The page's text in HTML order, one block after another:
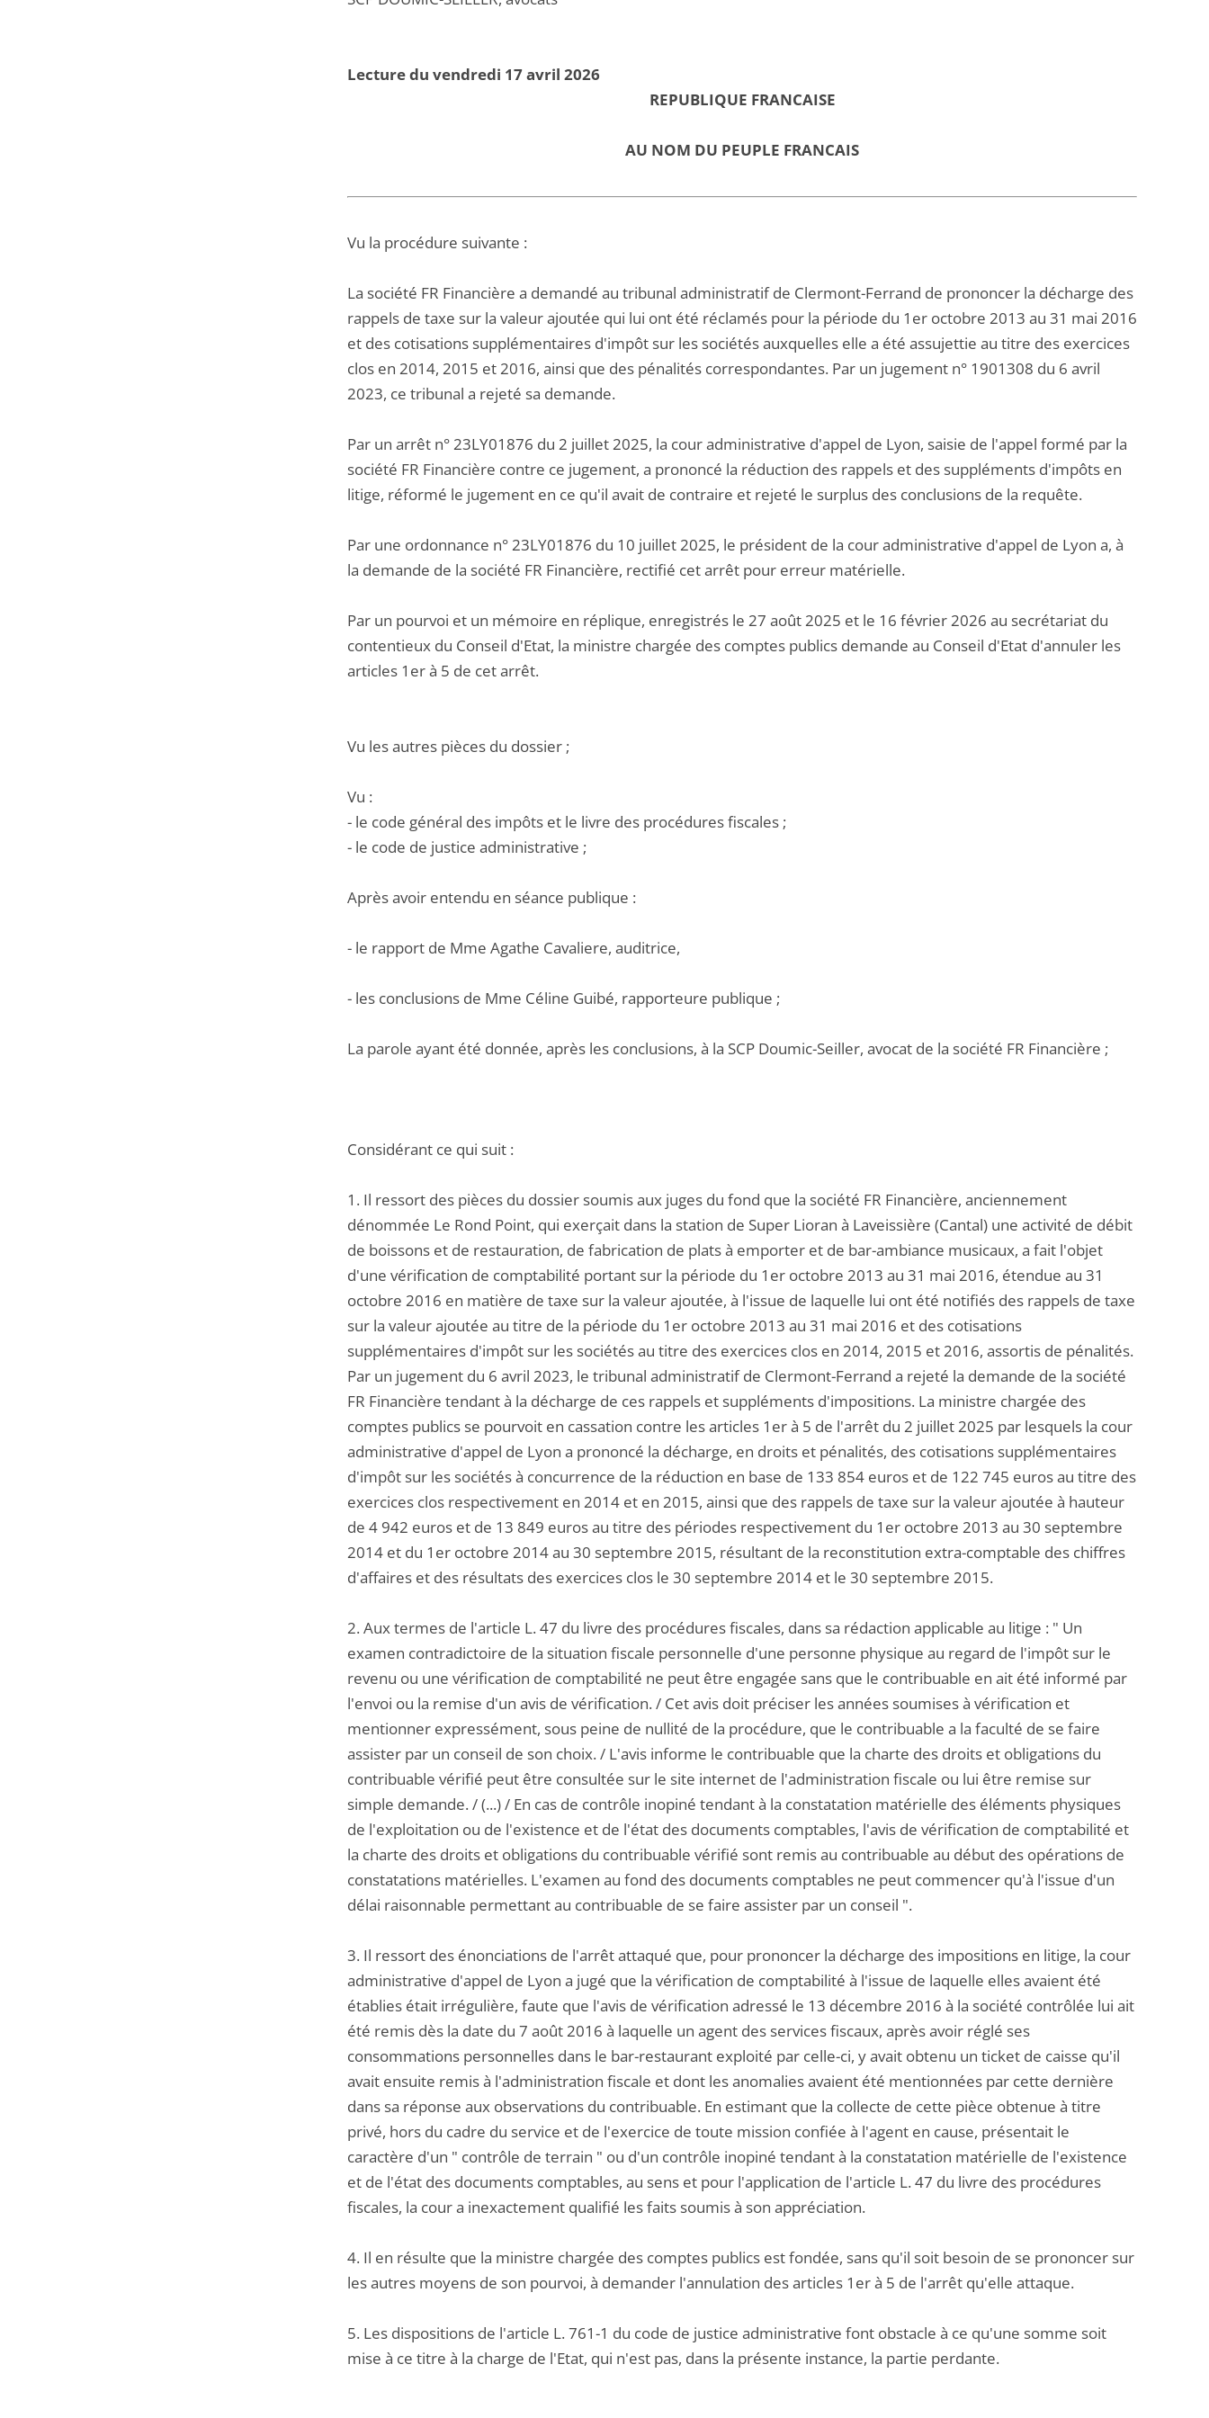
Lecture du vendredi 17 avril 2026
REPUBLIQUE FRANCAISE
AU NOM DU PEUPLE FRANCAIS
Vu la procédure suivante :
La société FR Financière a demandé au tribunal administratif de Clermont-Ferrand de prononcer la décharge des
rappels de taxe sur la valeur ajoutée qui lui ont été réclamés pour la période du 1er octobre 2013 au 31 mai 2016
et des cotisations supplémentaires d'impôt sur les sociétés auxquelles elle a été assujettie au titre des exercices
clos en 2014, 2015 et 2016, ainsi que des pénalités correspondantes. Par un jugement n° 1901308 du 6 avril
2023, ce tribunal a rejeté sa demande.
Par un arrêt n° 23LY01876 du 2 juillet 2025, la cour administrative d'appel de Lyon, saisie de l'appel formé par la
société FR Financière contre ce jugement, a prononcé la réduction des rappels et des suppléments d'impôts en
litige, réformé le jugement en ce qu'il avait de contraire et rejeté le surplus des conclusions de la requête.
Par une ordonnance n° 23LY01876 du 10 juillet 2025, le président de la cour administrative d'appel de Lyon a, à
la demande de la société FR Financière, rectifié cet arrêt pour erreur matérielle.
Par un pourvoi et un mémoire en réplique, enregistrés le 27 août 2025 et le 16 février 2026 au secrétariat du
contentieux du Conseil d'Etat, la ministre chargée des comptes publics demande au Conseil d'Etat d'annuler les
articles 1er à 5 de cet arrêt.
Vu les autres pièces du dossier ;
Vu :
- le code général des impôts et le livre des procédures fiscales ;
- le code de justice administrative ;
Après avoir entendu en séance publique :
- le rapport de Mme Agathe Cavaliere, auditrice,
- les conclusions de Mme Céline Guibé, rapporteure publique ;
La parole ayant été donnée, après les conclusions, à la SCP Doumic-Seiller, avocat de la société FR Financière ;
Considérant ce qui suit :
1. Il ressort des pièces du dossier soumis aux juges du fond que la société FR Financière, anciennement
dénommée Le Rond Point, qui exerçait dans la station de Super Lioran à Laveissière (Cantal) une activité de débit
de boissons et de restauration, de fabrication de plats à emporter et de bar-ambiance musicaux, a fait l'objet
d'une vérification de comptabilité portant sur la période du 1er octobre 2013 au 31 mai 2016, étendue au 31
octobre 2016 en matière de taxe sur la valeur ajoutée, à l'issue de laquelle lui ont été notifiés des rappels de taxe
sur la valeur ajoutée au titre de la période du 1er octobre 2013 au 31 mai 2016 et des cotisations
supplémentaires d'impôt sur les sociétés au titre des exercices clos en 2014, 2015 et 2016, assortis de pénalités.
Par un jugement du 6 avril 2023, le tribunal administratif de Clermont-Ferrand a rejeté la demande de la société
FR Financière tendant à la décharge de ces rappels et suppléments d'impositions. La ministre chargée des
comptes publics se pourvoit en cassation contre les articles 1er à 5 de l'arrêt du 2 juillet 2025 par lesquels la cour
administrative d'appel de Lyon a prononcé la décharge, en droits et pénalités, des cotisations supplémentaires
d'impôt sur les sociétés à concurrence de la réduction en base de 133 854 euros et de 122 745 euros au titre des
exercices clos respectivement en 2014 et en 2015, ainsi que des rappels de taxe sur la valeur ajoutée à hauteur
de 4 942 euros et de 13 849 euros au titre des périodes respectivement du 1er octobre 2013 au 30 septembre
2014 et du 1er octobre 2014 au 30 septembre 2015, résultant de la reconstitution extra-comptable des chiffres
d'affaires et des résultats des exercices clos le 30 septembre 2014 et le 30 septembre 2015.
2. Aux termes de l'article L. 47 du livre des procédures fiscales, dans sa rédaction applicable au litige : " Un
examen contradictoire de la situation fiscale personnelle d'une personne physique au regard de l'impôt sur le
revenu ou une vérification de comptabilité ne peut être engagée sans que le contribuable en ait été informé par
l'envoi ou la remise d'un avis de vérification. / Cet avis doit préciser les années soumises à vérification et
mentionner expressément, sous peine de nullité de la procédure, que le contribuable a la faculté de se faire
assister par un conseil de son choix. / L'avis informe le contribuable que la charte des droits et obligations du
contribuable vérifié peut être consultée sur le site internet de l'administration fiscale ou lui être remise sur
simple demande. / (...) / En cas de contrôle inopiné tendant à la constatation matérielle des éléments physiques
de l'exploitation ou de l'existence et de l'état des documents comptables, l'avis de vérification de comptabilité et
la charte des droits et obligations du contribuable vérifié sont remis au contribuable au début des opérations de
constatations matérielles. L'examen au fond des documents comptables ne peut commencer qu'à l'issue d'un
délai raisonnable permettant au contribuable de se faire assister par un conseil ".
3. Il ressort des énonciations de l'arrêt attaqué que, pour prononcer la décharge des impositions en litige, la cour
administrative d'appel de Lyon a jugé que la vérification de comptabilité à l'issue de laquelle elles avaient été
établies était irrégulière, faute que l'avis de vérification adressé le 13 décembre 2016 à la société contrôlée lui ait
été remis dès la date du 7 août 2016 à laquelle un agent des services fiscaux, après avoir réglé ses
consommations personnelles dans le bar-restaurant exploité par celle-ci, y avait obtenu un ticket de caisse qu'il
avait ensuite remis à l'administration fiscale et dont les anomalies avaient été mentionnées par cette dernière
dans sa réponse aux observations du contribuable. En estimant que la collecte de cette pièce obtenue à titre
privé, hors du cadre du service et de l'exercice de toute mission confiée à l'agent en cause, présentait le
caractère d'un " contrôle de terrain " ou d'un contrôle inopiné tendant à la constatation matérielle de l'existence
et de l'état des documents comptables, au sens et pour l'application de l'article L. 47 du livre des procédures
fiscales, la cour a inexactement qualifié les faits soumis à son appréciation.
4. Il en résulte que la ministre chargée des comptes publics est fondée, sans qu'il soit besoin de se prononcer sur
les autres moyens de son pourvoi, à demander l'annulation des articles 1er à 5 de l'arrêt qu'elle attaque.
5. Les dispositions de l'article L. 761-1 du code de justice administrative font obstacle à ce qu'une somme soit
mise à ce titre à la charge de l'Etat, qui n'est pas, dans la présente instance, la partie perdante.